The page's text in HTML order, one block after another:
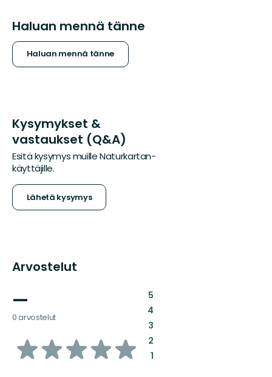
Haluan mennä tänne
Haluan mennä tänne
Kysymykset &
vastaukset (Q&A)
Esitä kysymys muille Naturkartan-
käyttäjille.
Lähetä kysymys
Arvostelut
—
0 arvostelut
/5
5:
4:
3:
2:
1: